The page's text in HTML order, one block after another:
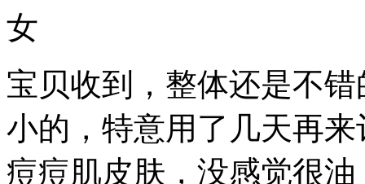
女
宝贝收到，整体还是不
小的，特意用了几天再
痘痘肌皮肤，没感觉很